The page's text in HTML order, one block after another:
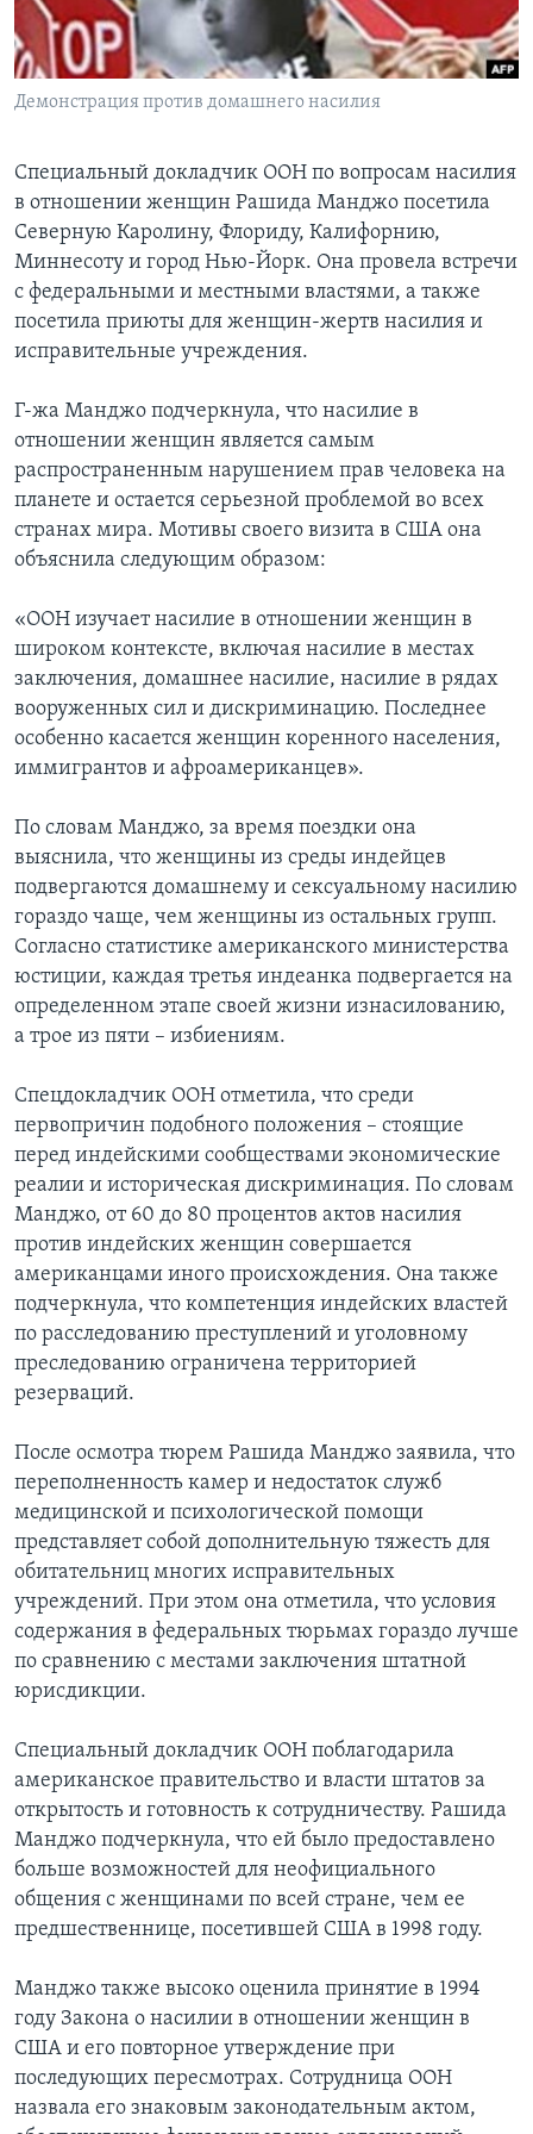
Learning English
СОЦИАЛЬНЫЕ СЕТИ
Демонстрация против домашнего насилия
Специальный докладчик ООН по вопросам насилия
в отношении женщин Рашида Манджо посетила
Северную Каролину, Флориду, Калифорнию,
Миннесоту и город Нью-Йорк. Она провела встречи
с федеральными и местными властями, а также
посетила приюты для женщин-жертв насилия и
исправительные учреждения.
Г-жа Манджо подчеркнула, что насилие в
отношении женщин является самым
распространенным нарушением прав человека на
планете и остается серьезной проблемой во всех
странах мира. Мотивы своего визита в США она
объяснила следующим образом:
«ООН изучает насилие в отношении женщин в
широком контексте, включая насилие в местах
заключения, домашнее насилие, насилие в рядах
вооруженных сил и дискриминацию. Последнее
особенно касается женщин коренного населения,
иммигрантов и афроамериканцев».
По словам Манджо, за время поездки она
выяснила, что женщины из среды индейцев
подвергаются домашнему и сексуальному насилию
гораздо чаще, чем женщины из остальных групп.
Согласно статистике американского министерства
юстиции, каждая третья индеанка подвергается на
определенном этапе своей жизни изнасилованию,
а трое из пяти – избиениям.
Спецдокладчик ООН отметила, что среди
первопричин подобного положения – стоящие
перед индейскими сообществами экономические
реалии и историческая дискриминация. По словам
Манджо, от 60 до 80 процентов актов насилия
против индейских женщин совершается
американцами иного происхождения. Она также
подчеркнула, что компетенция индейских властей
по расследованию преступлений и уголовному
преследованию ограничена территорией
резерваций.
После осмотра тюрем Рашида Манджо заявила, что
переполненность камер и недостаток служб
медицинской и психологической помощи
представляет собой дополнительную тяжесть для
обитательниц многих исправительных
учреждений. При этом она отметила, что условия
содержания в федеральных тюрьмах гораздо лучше
по сравнению с местами заключения штатной
юрисдикции.
Специальный докладчик ООН поблагодарила
американское правительство и власти штатов за
открытость и готовность к сотрудничеству. Рашида
Манджо подчеркнула, что ей было предоставлено
больше возможностей для неофициального
общения с женщинами по всей стране, чем ее
предшественнице, посетившей США в 1998 году.
Манджо также высоко оценила принятие в 1994
году Закона о насилии в отношении женщин в
США и его повторное утверждение при
последующих пересмотрах. Сотрудница ООН
назвала его знаковым законодательным актом,